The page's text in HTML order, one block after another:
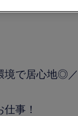
境で居心地◎
事！